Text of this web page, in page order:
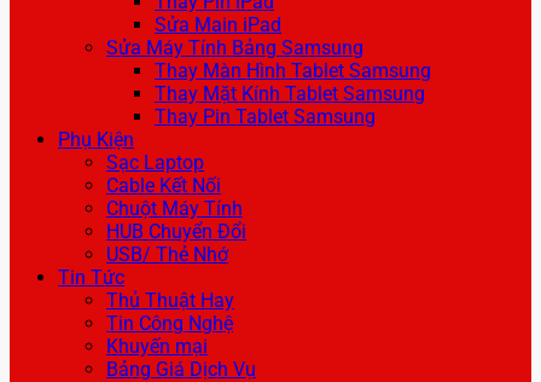
Sửa Main iPad
Sửa Máy Tính Bảng Samsung
Thay Màn Hình Tablet Samsung
Thay Mặt Kính Tablet Samsung
Thay Pin Tablet Samsung
Phụ Kiện
Sạc Laptop
Cable Kết Nối
Chuột Máy Tính
HUB Chuyển Đổi
USB/ Thẻ Nhớ
Tin Tức
Thủ Thuật Hay
Tin Công Nghệ
Khuyến mại
Bảng Giá Dịch Vụ